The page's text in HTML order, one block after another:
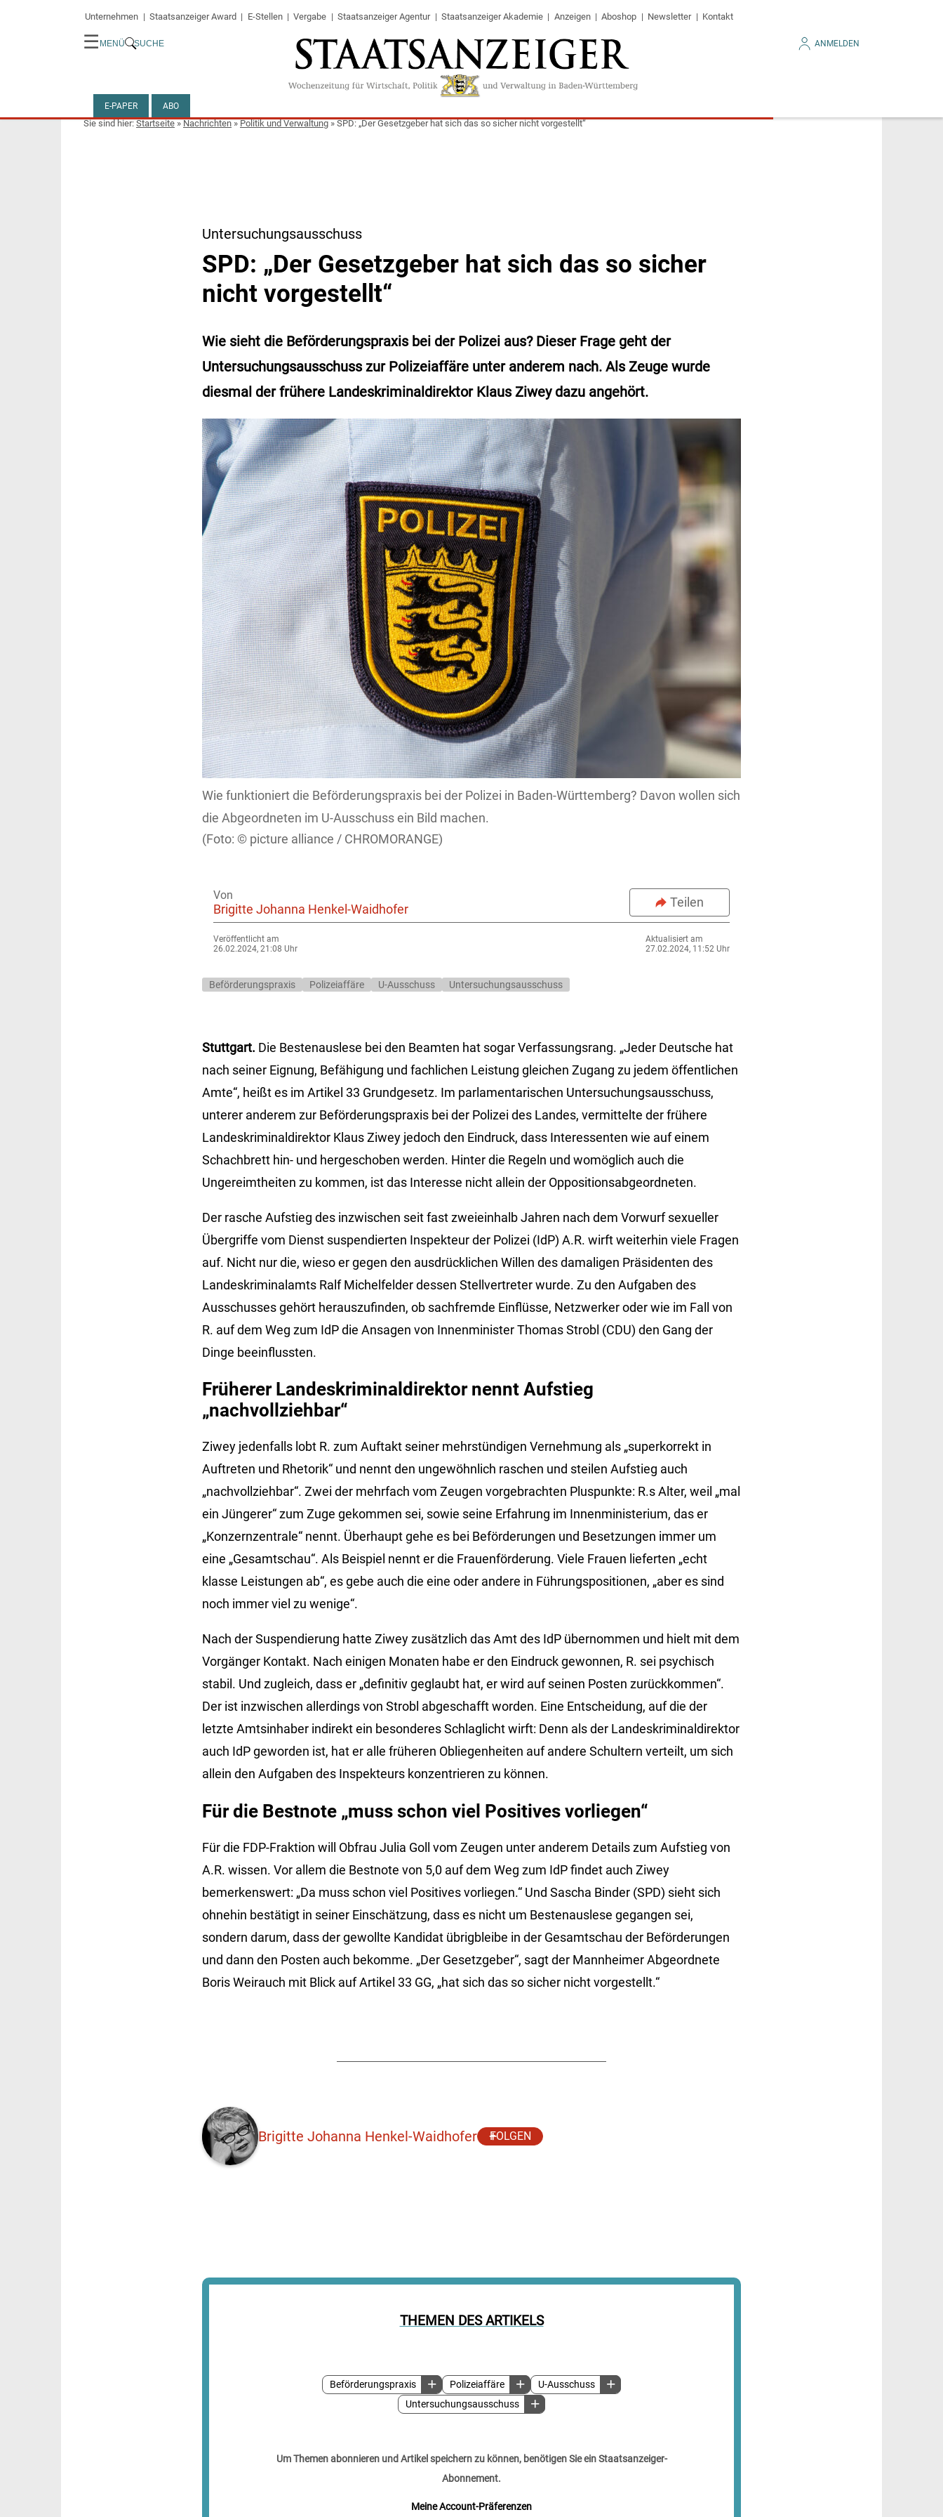
Unternehmen Staatsanzeiger Award E-Stellen Vergabe Staatsanzeiger Agentur Staatsanzeiger Akademie Anzeigen Aboshop Newsletter Kontakt
☰ MENÜ SUCHE ANMELDEN
E-PAPER ABO
Startseite»Nachrichten»Politik und Verwaltung»SPD: „Der Gesetzgeber hat sich das so sicher nicht vorgestellt“
THEMEN DES ARTIKELS
Beförderungspraxis Polizeiaffäre
U-Ausschuss
Untersuchungsausschuss
Um Themen abonnieren und Artikel speichern zu können, benötigen Sie ein Staatsanzeiger-
Abonnement.
Meine Account-Präferenzen
Untersuchungsausschuss
SPD: „Der Gesetzgeber hat sich das so sicher
nicht vorgestellt“
Wie sieht die Beförderungspraxis bei der Polizei aus? Dieser Frage geht der
Untersuchungsausschuss zur Polizeiaffäre unter anderem nach. Als Zeuge wurde
diesmal der frühere Landeskriminaldirektor Klaus Ziwey dazu angehört.
Wie funktioniert die Beförderungspraxis bei der Polizei in Baden-Württemberg? Davon wollen sich
die Abgeordneten im U-Ausschuss ein Bild machen.
picture alliance / CHROMORANGE)
Von
Brigitte Johanna Henkel-Waidhofer Teilen
Veröffentlicht am
26.02.2024, 21:08 Uhr
Aktualisiert am
27.02.2024, 11:52 Uhr
Beförderungspraxis Polizeiaffäre U-Ausschuss Untersuchungsausschuss
Stuttgart. Die Bestenauslese bei den Beamten hat sogar Verfassungsrang. „Jeder Deutsche hat
nach seiner Eignung, Befähigung und fachlichen Leistung gleichen Zugang zu jedem öffentlichen
Amte“, heißt es im Artikel 33 Grundgesetz. Im parlamentarischen Untersuchungsausschuss,
unterer anderem zur Beförderungspraxis bei der Polizei des Landes, vermittelte der frühere
Landeskriminaldirektor Klaus Ziwey jedoch den Eindruck, dass Interessenten wie auf einem
Schachbrett hin- und hergeschoben werden. Hinter die Regeln und womöglich auch die
Ungereimtheiten zu kommen, ist das Interesse nicht allein der Oppositionsabgeordneten.
Der rasche Aufstieg des inzwischen seit fast zweieinhalb Jahren nach dem Vorwurf sexueller
Übergriffe vom Dienst suspendierten Inspekteur der Polizei (IdP) A.R. wirft weiterhin viele Fragen
auf. Nicht nur die, wieso er gegen den ausdrücklichen Willen des damaligen Präsidenten des
Landeskriminalamts Ralf Michelfelder dessen Stellvertreter wurde. Zu den Aufgaben des
Ausschusses gehört herauszufinden, ob sachfremde Einflüsse, Netzwerker oder wie im Fall von
R. auf dem Weg zum IdP die Ansagen von Innenminister Thomas Strobl (CDU) den Gang der
Dinge beeinflussten.
Früherer Landeskriminaldirektor nennt Aufstieg
„nachvollziehbar“
Ziwey jedenfalls lobt R. zum Auftakt seiner mehrstündigen Vernehmung als „superkorrekt in
Auftreten und Rhetorik“ und nennt den ungewöhnlich raschen und steilen Aufstieg auch
„nachvollziehbar“. Zwei der mehrfach vom Zeugen vorgebrachten Pluspunkte: R.s Alter, weil „mal
ein Jüngerer“ zum Zuge gekommen sei, sowie seine Erfahrung im Innenministerium, das er
„Konzernzentrale“ nennt. Überhaupt gehe es bei Beförderungen und Besetzungen immer um
eine „Gesamtschau“. Als Beispiel nennt er die Frauenförderung. Viele Frauen lieferten „echt
klasse Leistungen ab“, es gebe auch die eine oder andere in Führungspositionen, „aber es sind
noch immer viel zu wenige“.
Nach der Suspendierung hatte Ziwey zusätzlich das Amt des IdP übernommen und hielt mit dem
Vorgänger Kontakt. Nach einigen Monaten habe er den Eindruck gewonnen, R. sei psychisch
stabil. Und zugleich, dass er „definitiv geglaubt hat, er wird auf seinen Posten zurückkommen“.
Der ist inzwischen allerdings von Strobl abgeschafft worden. Eine Entscheidung, auf die der
letzte Amtsinhaber indirekt ein besonderes Schlaglicht wirft: Denn als der Landeskriminaldirektor
auch IdP geworden ist, hat er alle früheren Obliegenheiten auf andere Schultern verteilt, um sich
allein den Aufgaben des Inspekteurs konzentrieren zu können.
Für die Bestnote „muss schon viel Positives vorliegen“
Für die FDP-Fraktion will Obfrau Julia Goll vom Zeugen unter anderem Details zum Aufstieg von
A.R. wissen. Vor allem die Bestnote von 5,0 auf dem Weg zum IdP findet auch Ziwey
bemerkenswert: „Da muss schon viel Positives vorliegen.“ Und Sascha Binder (SPD) sieht sich
ohnehin bestätigt in seiner Einschätzung, dass es nicht um Bestenauslese gegangen sei,
sondern darum, dass der gewollte Kandidat übrigbleibe in der Gesamtschau der Beförderungen
und dann den Posten auch bekomme. „Der Gesetzgeber“, sagt der Mannheimer Abgeordnete
Boris Weirauch mit Blick auf Artikel 33 GG, „hat sich das so sicher nicht vorgestellt.“
Brigitte Johanna Henkel-Waidhofer FOLGEN